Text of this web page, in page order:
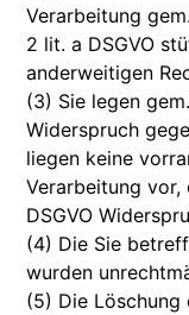
Verarbeitung
2 lit. a DSGVO
anderweitigen
(3) Sie legen
Widerspruch
liegen keine
Verarbeitung vor,
DSGVO
(4) Die Sie
wurden
(5) Die